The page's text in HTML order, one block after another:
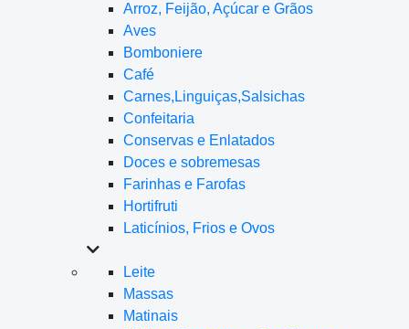
Arroz, Feijão, Açúcar e Grãos
Aves
Bomboniere
Café
Carnes,Linguiças,Salsichas
Confeitaria
Conservas e Enlatados
Doces e sobremesas
Farinhas e Farofas
Hortifruti
Laticínios, Frios e Ovos
Leite
Massas
Matinais